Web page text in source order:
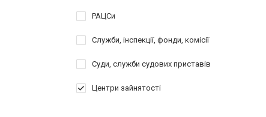
РАЦСи
Служби, інспекції, фонди, комісії
Суди, служби судових приставів
Центри зайнятості